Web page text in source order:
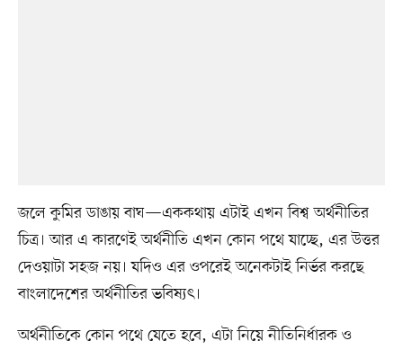
জলে কুমির ডাঙায় বাঘ—এককথায় এটাই এখন বিশ্ব অর্থনীতির
চিত্র। আর এ কারণেই অর্থনীতি এখন কোন পথে যাচ্ছে, এর উত্তর
দেওয়াটা সহজ নয়। যদিও এর ওপরেই অনেকটাই নির্ভর করছে
বাংলাদেশের অর্থনীতির ভবিষ্যৎ।
অর্থনীতিকে কোন পথে যেতে হবে, এটা নিয়ে নীতিনির্ধারক ও